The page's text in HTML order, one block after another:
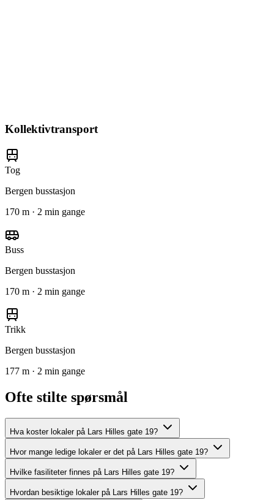
Kollektivtransport
Tog
Bergen busstasjon
170 m · 2 min gange
Buss
Bergen busstasjon
170 m · 2 min gange
Trikk
Bergen busstasjon
177 m · 2 min gange
Ofte stilte spørsmål
Hva koster lokaler på Lars Hilles gate 19?
Hvor mange ledige lokaler er det på Lars Hilles gate 19?
Hvilke fasiliteter finnes på Lars Hilles gate 19?
Hvordan besiktige lokaler på Lars Hilles gate 19?